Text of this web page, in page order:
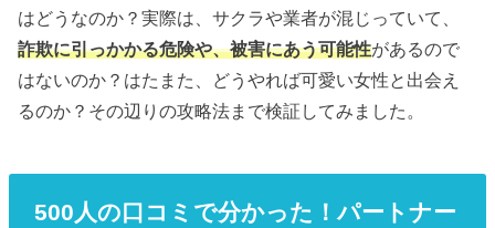
はどうなのか？実際は、サクラや業者が混じっていて、
詐欺に引っかかる危険や、被害にあう可能性があるので
はないのか？はたまた、どうやれば可愛い女性と出会え
るのか？その辺りの攻略法まで検証してみました。
500人の口コミで分かった！パートナー